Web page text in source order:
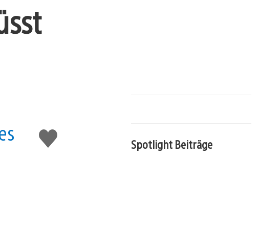
Gefällt
mir Spotlight Beiträge